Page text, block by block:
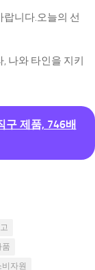
니다.오늘의 선
나와 타인을 지키
구 제품, 746배
품
자원